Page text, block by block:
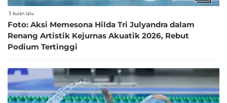
3 bulan lalu
Foto: Aksi Memesona Hilda Tri Julyandra dalam
Renang Artistik Kejurnas Akuatik 2026, Rebut
Podium Tertinggi